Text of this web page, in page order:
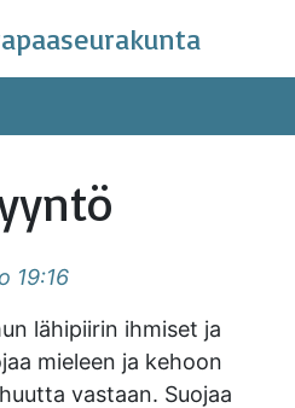
19:16
lähipiirin ihmiset ja
mieleen ja kehoon
vastaan. Suojaa